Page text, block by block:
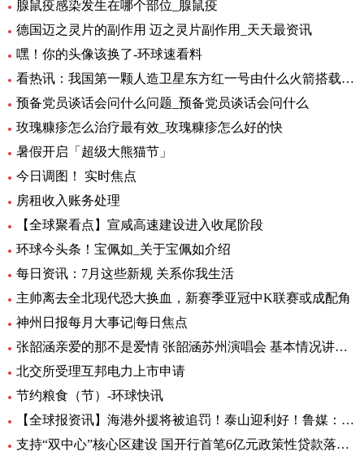
腺鼠疫感染发生在哪个部位_腺鼠疫
德国迈之灵片的副作用 迈之灵片副作用_天天最资讯
嘿！你的头像该换了-环球速看料
看热讯：我国第一颗人造卫星东方红一号由什么火箭搭载_我国第一颗人造卫星
预备党员谈话会问什么问题_预备党员谈话会问什么
玫瑰糠疹怎么治疗最有效_玫瑰糠疹怎么好的快
暑假开启「超级大熊猫节」
今日调图！ 实时焦点
房租收入账务处理
【全球聚看点】宣咸高速建设进入收尾阶段
环球今头条！宝佩如_关于宝佩如介绍
每日资讯：7月这些新规 关系你我生活
主帅离去全北现代恐大换血，新赛季亚冠中K联赛或成配角
神州日报每月大事记|每日焦点
张韶涵亲爱的那不是爱情 张韶涵苏州演唱会 基本情况讲解_天天通讯
北交所受理互邦电力上市申请
节约粮食（节）-环球快讯
【全球报资讯】海港外援将被追罚！泰山迎利好！鲁媒：足协不罚他，规则也不允许
支持“双中心”核心区建设 国开行首笔6亿元政策性贷款落地-天天亮点